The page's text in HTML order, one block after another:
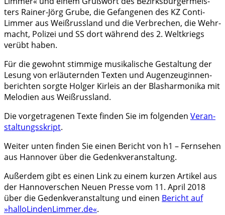
ters Rainer-Jörg Grube, die Gefan­ge­nen des KZ Conti-
Limmer aus Weiß­russ­land und die Verbre­chen, die Wehr­
macht, Poli­zei und SS dort während des 2. Welt­kriegs
verübt haben.
Für die gewohnt stim­mige musi­ka­li­sche Gestal­tung der
Lesung von erläu­tern­den Texten und Augen­zeu­gin­nen­
be­rich­ten sorgte Holger Kirleis an der Blas­har­mo­nika mit
Melo­dien aus Weiß­russ­land.
Die vorge­tra­ge­nen Texte finden Sie im folgen­den Veran­
stal­tungs­skript.
Weiter unten finden Sie einen Bericht von h1 – Fern­se­hen
aus Hanno­ver über die Gedenk­ver­an­stal­tung.
Außer­dem gibt es einen Link zu einem kurzen Arti­kel aus
der Hanno­ver­schen Neuen Presse vom 11. April 2018
über die Gedenk­ver­an­stal­tung und einen Bericht auf
»hallo​Lin​den​Lim​mer​.de«.